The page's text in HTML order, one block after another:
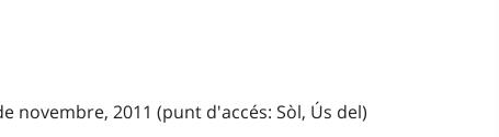
novembre, 2011 (punt d'accés: Sòl, Ús del)